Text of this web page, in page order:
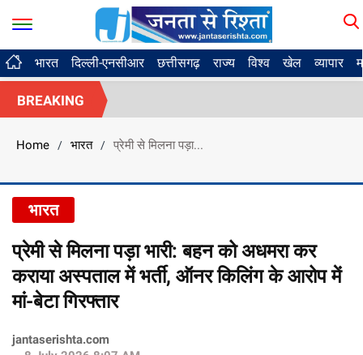
भारत दिल्ली-एनसीआर छत्तीसगढ़ राज्य विश्व खेल व्यापार
BREAKING
Home / भारत / प्रेमी से मिलना पड़ा...
भारत
प्रेमी से मिलना पड़ा भारी: बहन को अधमरा कर
कराया अस्पताल में भर्ती, ऑनर किलिंग के आरोप में
मां-बेटा गिरफ्तार
jantaserishta.com